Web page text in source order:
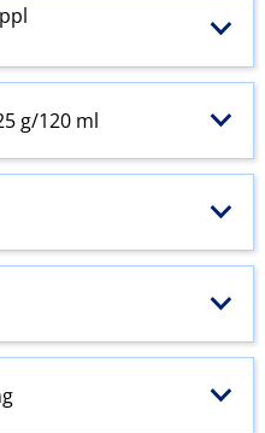
g/120 ml